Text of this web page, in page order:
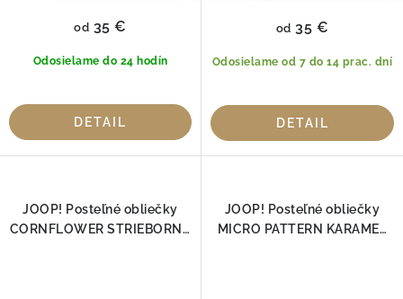
Odosielame do 24 hodín
od 35 €
DETAIL
Odosielame od 7 do 14 prac. dní
od 35 €
DETAIL
JOOP! Posteľné obliečky
CORNFLOWER STRIEBORNÁ
JOOP! Posteľné obliečky
MICRO PATTERN KARAMEL